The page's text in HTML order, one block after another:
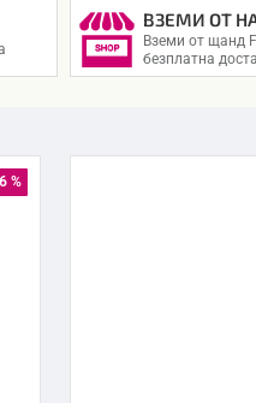
ВЗЕМИ ОТ
Вземи от щанд
безплатна
%